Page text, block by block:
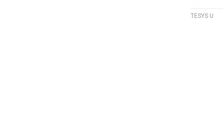
TESYS U